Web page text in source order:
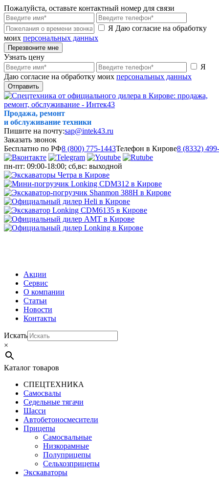
Пожалуйста, оставьте контактный номер для связи
Я Даю согласие на обработку
моих персональных данных
Перезвоните мне
Узнать цену
Я
Даю согласие на обработку моих персональных данных
Отправить
Продажа, ремонт
и обслуживание техники
Пишите на почту:sap@intek43.ru
Заказать звонок
Бесплатно по РФ8 (800) 775-1443Телефон в Кирове8 (8332)
пн-пт: 09:00-18:00; сб,вс: выходной
Акции
Сервис
О компании
Статьи
Новости
Контакты
Искать
×
Каталог товаров
СПЕЦТЕХНИКА
Самосвалы
Седельные тягачи
Шасси
Автобетоно­смесители
Прицепы
Самосвальные
Низкорамные
Полуприцепы
Сельхозприцепы
Экскаваторы